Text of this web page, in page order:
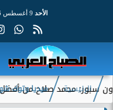
الأحد
من أفضل 3 لاعبين في العالم
الرئيسية ميديا وتوك شو